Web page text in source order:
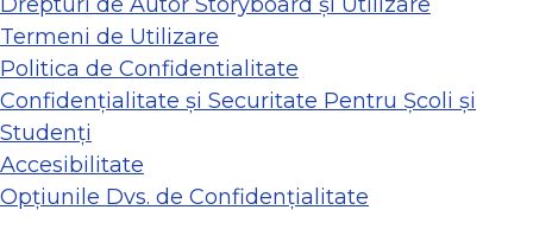
Termeni de Utilizare
Politica de Confidentialitate
Confidențialitate și Securitate Pentru Școli și
Studenți
Accesibilitate
Opțiunile Dvs. de Confidențialitate